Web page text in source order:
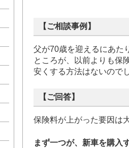
【ご相談事例】
父が70歳を迎えるにあた
ところが、以前よりも保
安くする方法はないので
【ご回答】
保険料が上がった要因は
まず一つが、新車を購入